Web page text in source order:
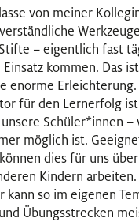
von meiner
– eigentlich fast
kommen. Das
enorme Erleichterung.
für den Lernerfolg
Schüler*innen –
möglich ist.
dies für uns
Kindern arbeiten.
kann so im eigenen
Übungsstrecken